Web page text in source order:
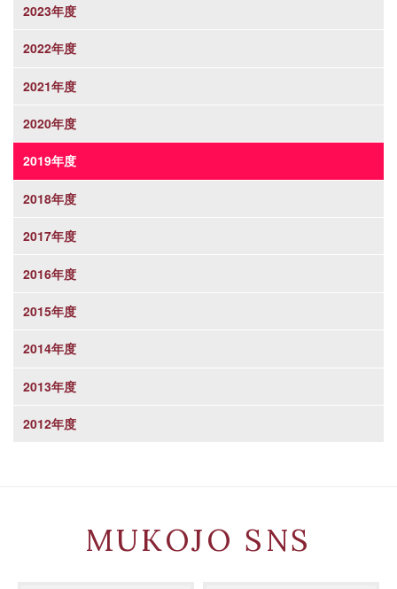
2023年度
2022年度
2021年度
2020年度
2019年度
2018年度
2017年度
2016年度
2015年度
2014年度
2013年度
2012年度
MUKOJO SNS